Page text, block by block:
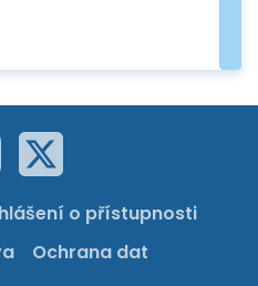
o přístupnosti
Ochrana dat